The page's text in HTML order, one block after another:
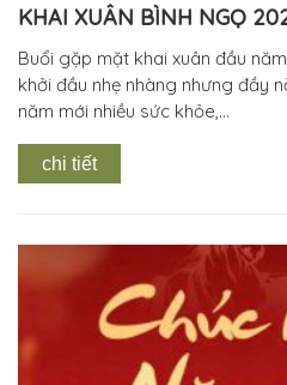
KHAI XUÂN BÌNH NGỌ
Buổi gặp mặt khai xuân đầu
khởi đầu nhẹ nhàng nhưng đầy
năm mới nhiều sức khỏe,...
chi tiết